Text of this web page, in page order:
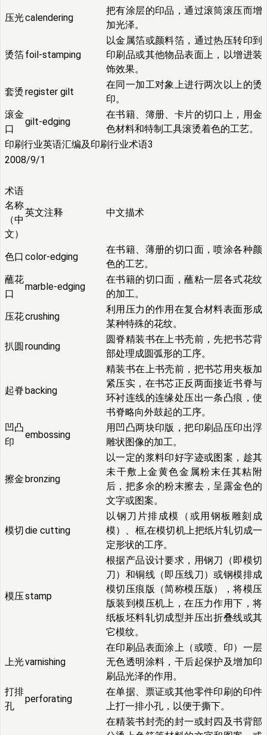
压光calendering
把有涂层的印品，通过滚筒滚压而增
加光泽。
烫箔foil-stamping
以金属箔或颜料箔，通过热压转印到
印刷品或其他物品表面上，以增进装
饰效果。
套烫 register gilt
在同一加工对象上进行两次以上的烫
印。
滚金
口
gilt-edging
在书籍、簿册、卡片的切口上，用金
色材料和特制工具滚烫着色的工艺。
印刷行业英语汇编及印刷行业术语3
2008/9/1
术语
名称
（中
文）
英文注释 中文描术
色口 color-edging
在书籍、薄册的切口面，喷涂各种颜
色的工艺。
蘸花
口
marble-edging
在书籍的切口面，蘸粘一层各式花纹
的加工。
压花crushing
利用压力的作用在复合材料表面形成
某种特殊的花纹。
扒圆rounding
圆脊精装书在上书壳前，先把书芯背
部处理成圆弧形的工序。
起脊backing
精装书在上书壳前，把书芯用夹板加
紧压实，在书芯正反两面接近书脊与
环衬连线的连缘处压出一条凸痕，使
书脊略向外鼓起的工序。
凹凸
印
embossing
用凹凸两块印版，把印刷品压印出浮
雕状图像的加工。
擦金bronzing
以一定的浆料印好字迹或图案，趁其
未干敷上金黄色金属粉末任其粘附
后，把多余的粉末擦去，呈露金色的
文字或图案。
模切die cutting
以钢刀片排成模（或用钢板雕刻成
模）、框,在模切机上把纸片轧切成一
定形状的工序。
模压stamp
根据产品设计要求，用钢刀（即模切
刀）和铜线（即压线刀）或钢模排成
模切压痕版（简称模压版），将模压
版装到模压机上，在压力作用下，将
纸板坯料轧切成型并压出折叠线或其
它模纹。
上光varnishing
在印刷品表面涂上（或喷、印）一层
无色透明涂料，干后起保护及增加印
刷品光泽的作用。
打排
孔
perforating
在单据、票证或其他零件印刷的印件
上打一排小孔，以便于撕下。
在精装书封壳的封一或封四及书背部